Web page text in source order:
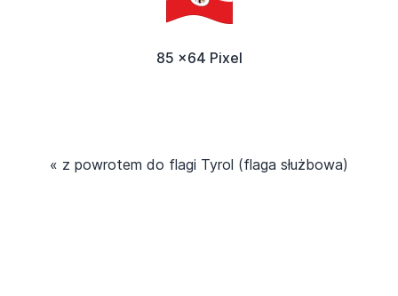
85 x64 Pixel
« z powrotem do flagi Tyrol (flaga służbowa)